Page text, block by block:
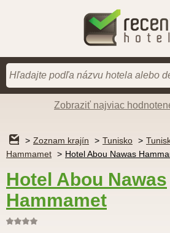
Zobraziť najviac
Zoznam krajín Tunisko
Hammamet
Hotel Abou Nawas
Hotel Abou Nawas
Hammamet